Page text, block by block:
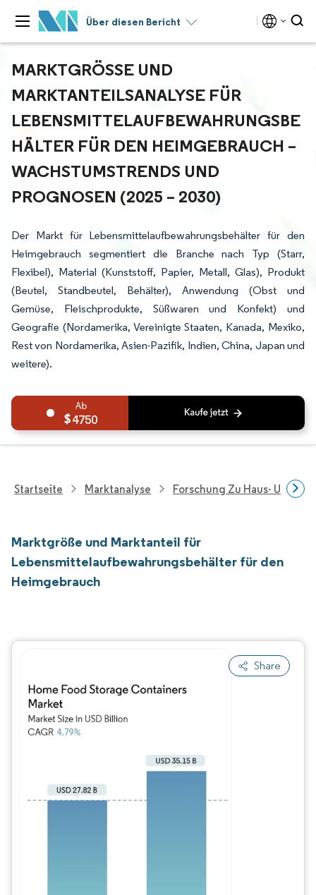
Über diesen Bericht
MARKTGRÖSSE UND M
ARKTANTEILSANALYSE FÜR L
EBENSMITTELAUFBEWAHRUNGSBEH
ÄLTER FÜR DEN HEIMGEBRAUCH – W
ACHSTUMSTRENDS UND P
ROGNOSEN (2025 – 2030)
Der Markt für Lebensmittelaufbewahrungsbehälter für den
Heimgebrauch segmentiert die Branche nach Typ (Starr,
Flexibel), Material (Kunststoff, Papier, Metall, Glas), Produkt
(Beutel, Standbeutel, Behälter), Anwendung (Obst und
Gemüse, Fleischprodukte, Süßwaren und Konfekt) und
Geografie (Nordamerika, Vereinigte Staaten, Kanada, Mexiko,
Rest von Nordamerika, Asien-Pazifik, Indien, China, Japan und
weitere).
4750
Startseite Marktanalyse Forschung Zu Haus- Und
Marktgröße und Marktanteil für
Lebensmittelaufbewahrungsbehälter für den
Heimgebrauch
Share